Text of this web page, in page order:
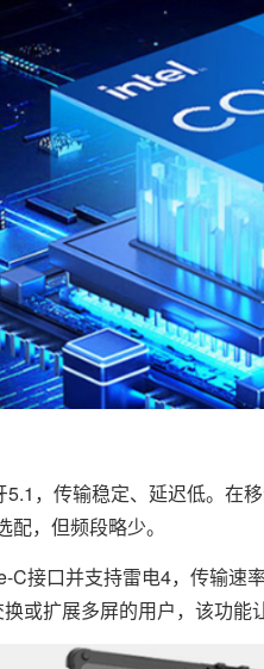
，传输稳定、延迟低。在
，但频段略少。
口并支持雷电4，传输速
或扩展多屏的用户，该功能